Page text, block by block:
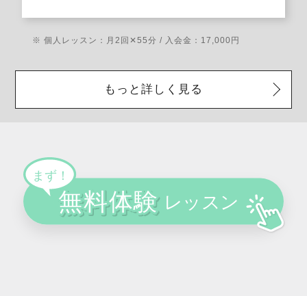
※ 個人レッスン：月2回✕55分 / 入会金：17,000円
もっと詳しく見る